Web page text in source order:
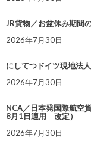
JR貨物／お盆休み期間
2026年7月30日
にしてつドイツ現地法
2026年7月30日
NCA／日本発国際航空
8月1日適用 改定）
2026年7月30日